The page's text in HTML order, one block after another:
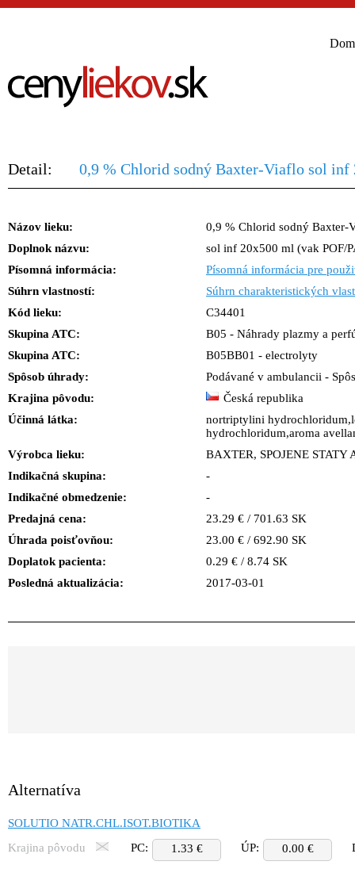
Detail: 0,9 % Chlorid sodný Baxter-Viaflo sol inf
Názov lieku:
0,9 % Chlorid sodný Baxter-
Doplnok názvu:
sol inf 20x500 ml (vak POF/
Písomná informácia:
Písomná informácia pre
Súhrn vlastností:
Súhrn charakteristických
Kód lieku:
C34401
Skupina ATC:
B05 - Náhrady plazmy a
Skupina ATC:
B05BB01 - electrolyty
Spôsob úhrady:
Podávané v ambulancii -
Krajina pôvodu:
Česká republika
Účinná látka:
nortriptylini
hydrochloridum,aroma
Výrobca lieku:
BAXTER, SPOJENE STATY
Indikačná skupina:
-
Indikačné obmedzenie:
-
Predajná cena:
23.29 € / 701.63 SK
Úhrada poisťovňou:
23.00 € / 692.90 SK
Doplatok pacienta:
0.29 € / 8.74 SK
Posledná aktualizácia:
2017-03-01
Alternatíva
SOLUTIO NATR.CHL.ISOT.BIOTIKA
Krajina pôvodu
PC: 1.33 € ÚP: 0.00 €